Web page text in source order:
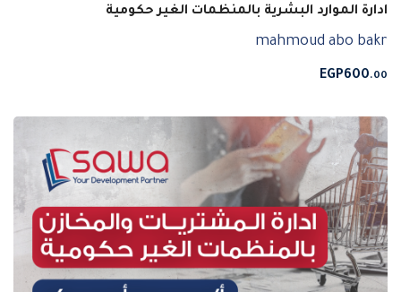
ادارة الموارد البشرية بالمنظمات الغير حكومية
mahmoud abo bakr
EGP600.00